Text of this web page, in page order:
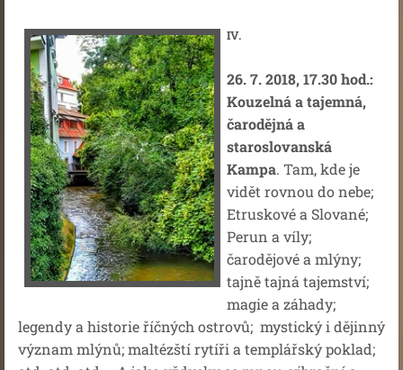
IV.
26. 7. 2018, 17.30 hod.:
Kouzelná a tajemná,
čarodějná a
staroslovanská
Kampa. Tam, kde je
vidět rovnou do nebe;
Etruskové a Slované;
Perun a víly;
čarodějové a mlýny;
tajně tajná tajemství;
magie a záhady;
legendy a historie říčných ostrovů; mystický i dějinný
význam mlýnů; maltézští rytíři a templářský poklad;